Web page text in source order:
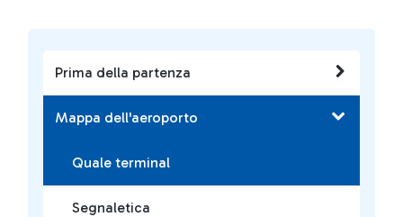
Prima della partenza
Mappa dell'aeroporto
Quale terminal
Segnaletica